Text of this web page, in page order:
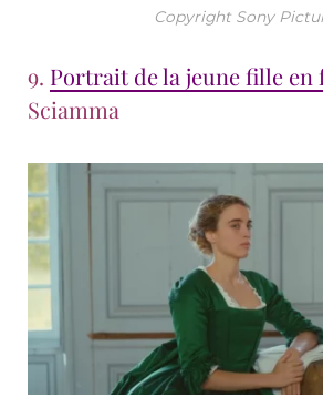
Copyright Sony
9. Portrait de la jeune fille en
Sciamma